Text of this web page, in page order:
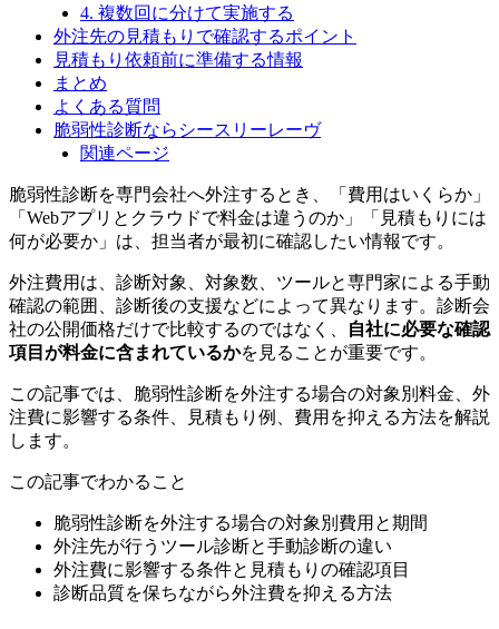
4. 複数回に分けて実施する
外注先の見積もりで確認するポイント
見積もり依頼前に準備する情報
まとめ
よくある質問
脆弱性診断ならシースリーレーヴ
関連ページ
脆弱性診断を専門会社へ外注するとき、「費用はいくらか」
「Webアプリとクラウドで料金は違うのか」「見積もりには
何が必要か」は、担当者が最初に確認したい情報です。
外注費用は、診断対象、対象数、ツールと専門家による手動
確認の範囲、診断後の支援などによって異なります。診断会
社の公開価格だけで比較するのではなく、
自社に必要な確認
項目が料金に含まれているかを見ることが重要です。
この記事では、脆弱性診断を外注する場合の対象別料金、外
注費に影響する条件、見積もり例、費用を抑える方法を解説
します。
この記事でわかること
脆弱性診断を外注する場合の対象別費用と期間
外注先が行うツール診断と手動診断の違い
外注費に影響する条件と見積もりの確認項目
診断品質を保ちながら外注費を抑える方法